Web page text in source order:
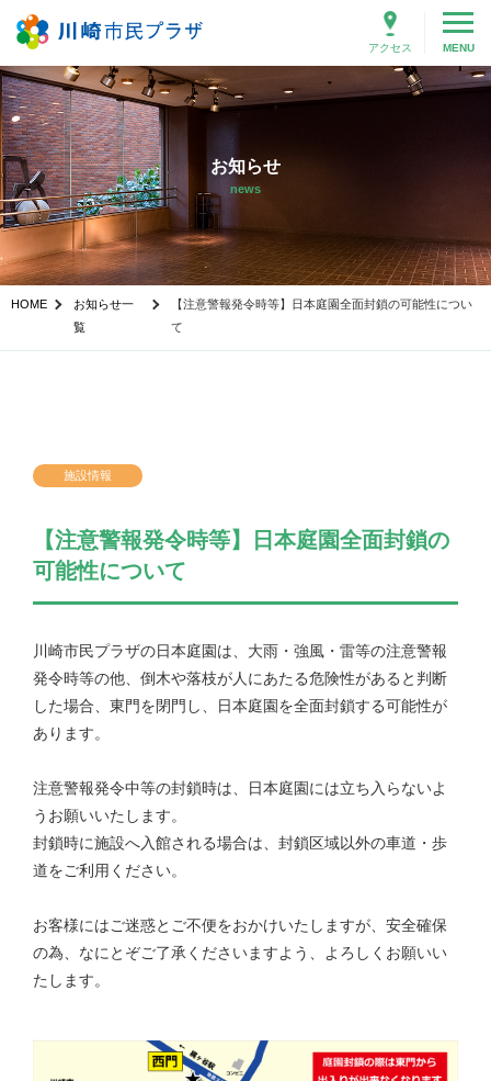
アクセス MENU
お知らせ
news
HOME
お知らせ一
覧
【注意警報発令時等】日本庭園全面封鎖の可能性につい
て
施設情報
【注意警報発令時等】日本庭園全面封鎖の
可能性について
川崎市民プラザの日本庭園は、大雨・強風・雷等の注意警報
発令時等の他、倒木や落枝が人にあたる危険性があると判断
した場合、東門を閉門し、日本庭園を全面封鎖する可能性が
あります。
注意警報発令中等の封鎖時は、日本庭園には立ち入らないよ
うお願いいたします。
封鎖時に施設へ入館される場合は、封鎖区域以外の車道・歩
道をご利用ください。
お客様にはご迷惑とご不便をおかけいたしますが、安全確保
の為、なにとぞご了承くださいますよう、よろしくお願いい
たします。